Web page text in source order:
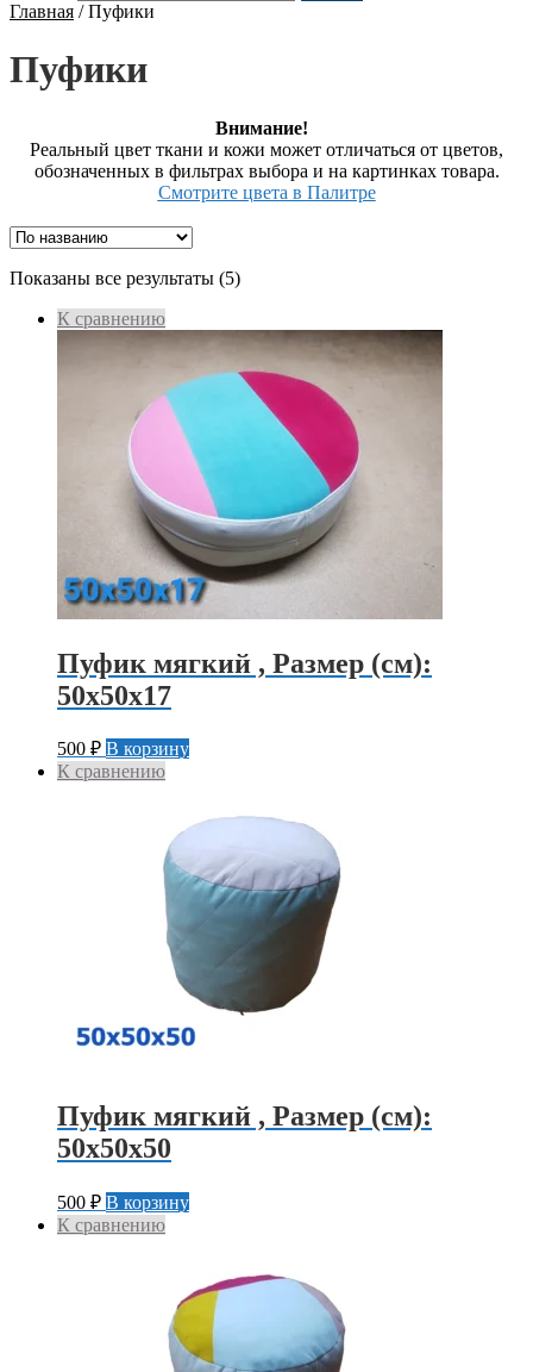
Главная /Пуфики
Пуфики
Внимание!
Реальный цвет ткани и кожи может отличаться от цветов,
обозначенных в фильтрах выбора и на картинках товара.
Смотрите цвета в Палитре
Показаны все результаты (5)
К сравнению
Пуфик мягкий , Размер (см):
50х50х17
500 ₽ В корзину
К сравнению
Пуфик мягкий , Размер (см):
50х50х50
500 ₽ В корзину
К сравнению